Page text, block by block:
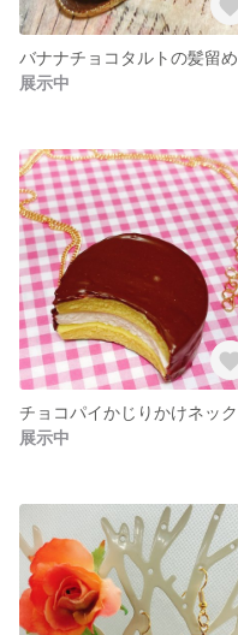
バナナチョコタルトの髪留め
展示中
展示中